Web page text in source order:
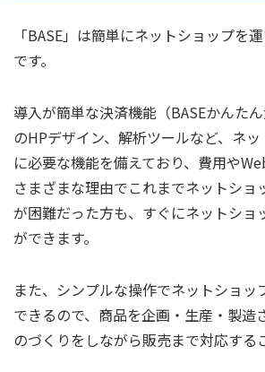
「BASE」は簡単にネットショップを
です。
導入が簡単な決済機能（BASEかんた
のHPデザイン、解析ツールなど、ネ
に必要な機能を備えており、費用や
さまざまな理由でこれまでネットショ
が困難だった方も、すぐにネットショ
ができます。
また、シンプルな操作でネットショッ
できるので、商品を企画・生産・製造
のづくりをしながら販売まで対応する